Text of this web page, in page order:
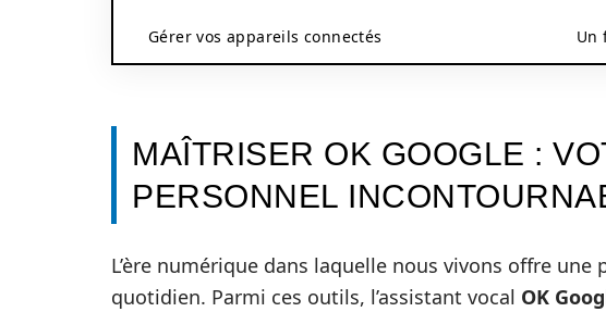
Gérer vos appareils connectés Un
MAÎTRISER OK GOOGLE :
PERSONNEL
L’ère numérique dans laquelle nous vivons offre une
quotidien. Parmi ces outils, l’assistant vocal OK